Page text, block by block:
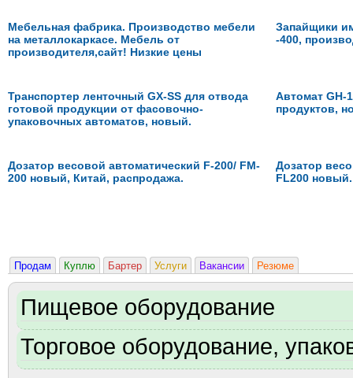
Мебельная фабрика. Производство мебели
на металлокаркасе. Мебель от
производителя,сайт! Низкие цены
Запайщики
-400,
Транспортер ленточный GX-SS для отвода
готовой продукции от фасовочно-
упаковочных автоматов, новый.
Автомат GH-
продуктов,
Дозатор весовой автоматический F-200/ FM-
200 новый, Китай, распродажа.
Дозатор
FL200 новый.
Продам Куплю Бартер Услуги Вакансии Резюме
Пищевое оборудование
Торговое оборудование,